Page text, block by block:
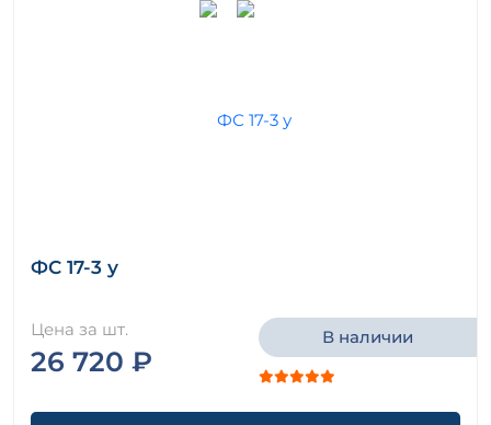
ФС 17-3 у
Цена за шт.
26 720 ₽
В наличии